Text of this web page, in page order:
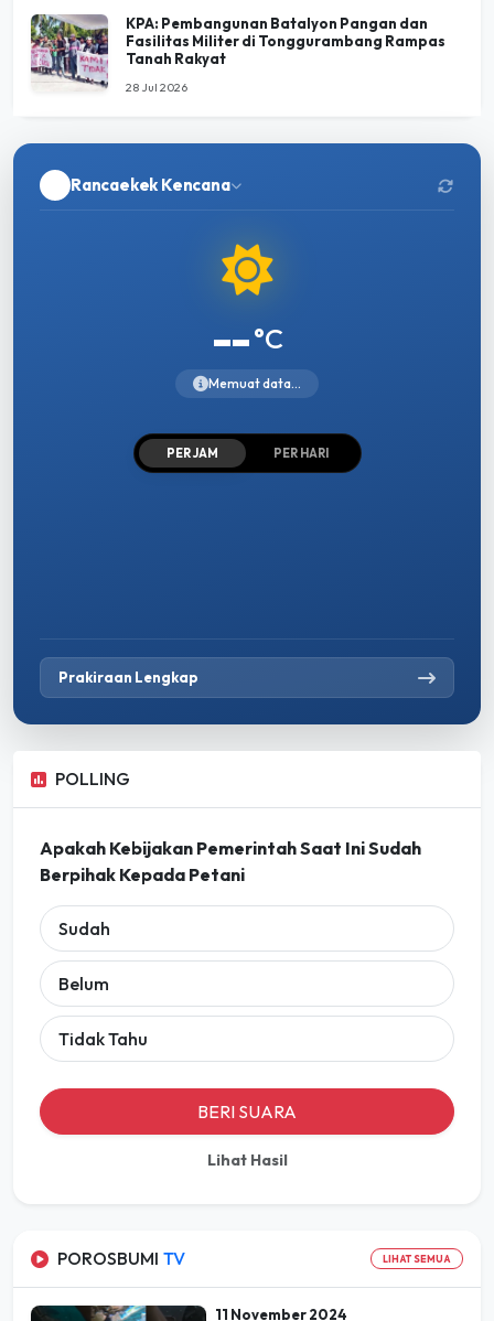
KPA: Pembangunan Batalyon Pangan dan
Fasilitas Militer di Tonggurambang Rampas
Tanah Rakyat
28 Jul 2026
Rancaekek Kencana
--°C
Memuat data...
PER JAM PER HARI
Prakiraan Lengkap
POLLING
Apakah Kebijakan Pemerintah Saat Ini Sudah
Berpihak Kepada Petani
Sudah
Belum
Tidak Tahu
BERI SUARA
Lihat Hasil
POROSBUMI TV LIHAT SEMUA
11 November 2024